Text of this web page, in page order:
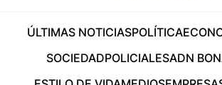
ÚLTIMAS NOTICIASPOLÍTICA
SOCIEDADPOLICIALESADN